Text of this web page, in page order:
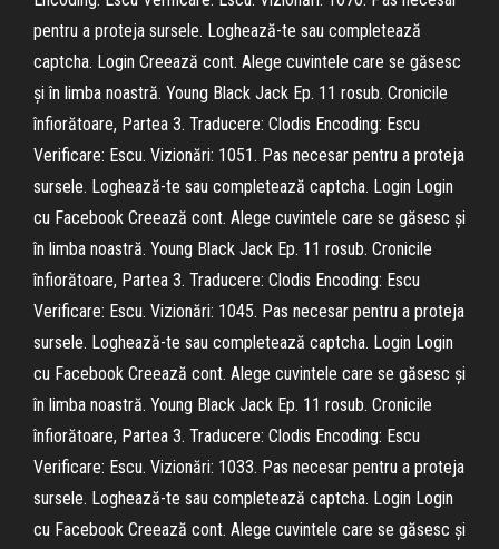
pentru a proteja sursele. Loghează-te sau completează
captcha. Login Creează cont. Alege cuvintele care se găsesc
și în limba noastră. Young Black Jack Ep. 11 rosub. Cronicile
înfiorătoare, Partea 3. Traducere: Clodis Encoding: Escu
Verificare: Escu. Vizionări: 1051. Pas necesar pentru a proteja
sursele. Loghează-te sau completează captcha. Login Login
cu Facebook Creează cont. Alege cuvintele care se găsesc și
în limba noastră. Young Black Jack Ep. 11 rosub. Cronicile
înfiorătoare, Partea 3. Traducere: Clodis Encoding: Escu
Verificare: Escu. Vizionări: 1045. Pas necesar pentru a proteja
sursele. Loghează-te sau completează captcha. Login Login
cu Facebook Creează cont. Alege cuvintele care se găsesc și
în limba noastră. Young Black Jack Ep. 11 rosub. Cronicile
înfiorătoare, Partea 3. Traducere: Clodis Encoding: Escu
Verificare: Escu. Vizionări: 1033. Pas necesar pentru a proteja
sursele. Loghează-te sau completează captcha. Login Login
cu Facebook Creează cont. Alege cuvintele care se găsesc și